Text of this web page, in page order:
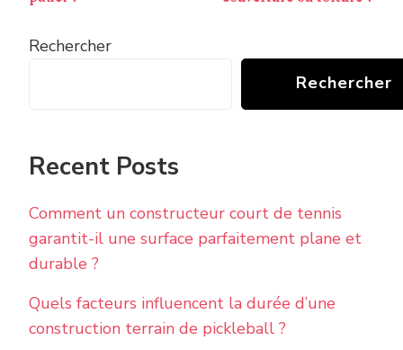
Rechercher
Rechercher
Recent Posts
Comment un constructeur court de tennis
garantit-il une surface parfaitement plane et
durable ?
Quels facteurs influencent la durée d’une
construction terrain de pickleball ?